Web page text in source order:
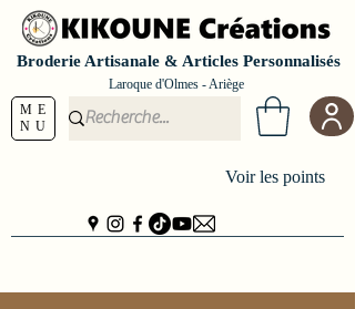
Broderie Artisanale & Articles Personnalisés
Laroque d'Olmes - Ariège
ME
NU
Voir les points